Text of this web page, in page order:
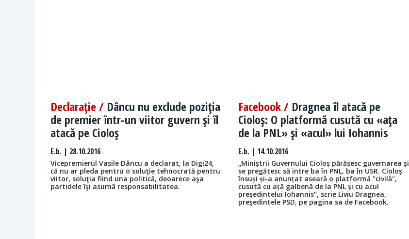
Declaraţie / Dâncu nu exclude poziţia
de premier într-un viitor guvern şi îl
atacă pe Cioloş
E.b. | 28.10.2016
Vicepremierul Vasile Dâncu a declarat, la Digi24,
că nu ar pleda pentru o soluţie tehnocrată pentru
viitor, soluţia fiind una politică, deoarece aşa
partidele îşi asumă responsabilitatea.
Facebook / Dragnea îl atacă pe
Cioloş: O platformă cusută cu «aţa
de la PNL» şi «acul» lui Iohannis
E.b. | 14.10.2016
„Miniștrii Guvernului Cioloș părăsesc guvernarea și
se pregătesc să intre ba în PNL, ba în USR. Cioloș
însuși și-a anunțat aseară o platformă "civilă",
cusută cu ață galbenă de la PNL și cu acul
președintelui Iohannis”, scrie Liviu Dragnea,
preşedintele PSD, pe pagina sa de Facebook.